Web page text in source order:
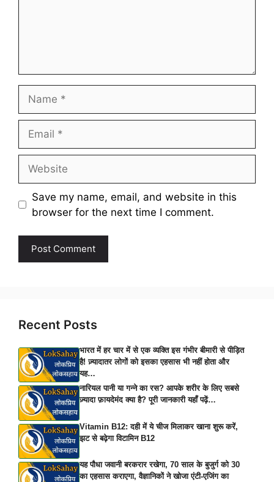
Save my name, email, and website in this
browser for the next time I comment.
Recent Posts
भारत में हर चार में से एक व्यक्ति इस गंभीर बीमारी से पीड़ित
है! ज़्यादातर लोगों को इसका एहसास भी नहीं होता और
यह…
नारियल पानी या गन्ने का रस? आपके शरीर के लिए सबसे
ज़्यादा फ़ायदेमंद क्या है? पूरी जानकारी यहाँ पढ़ें…
Vitamin B12: दही में ये चीज मिलाकर खाना शुरू करें,
झट से बढ़ेगा विटामिन B12
यह पौधा जवानी बरकरार रखेगा, 70 साल के बुजुर्ग को 30
का एहसास कराएगा, वैज्ञानिकों ने खोजा एंटी-एजिंग का